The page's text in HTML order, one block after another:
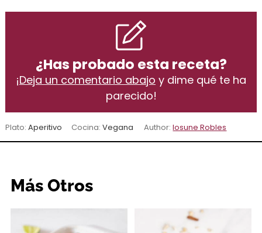
¿Has probado esta receta?
¡Deja un comentario abajo y dime qué te ha
parecido!
Plato:Aperitivo Cocina: Vegana Author:Iosune Robles
Más Otros